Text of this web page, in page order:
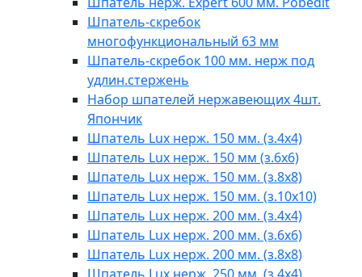
Шпатель-скребок
многофункциональный 63 мм
Шпатель-скребок 100 мм. нерж под
удлин.стержень
Набор шпателей нержавеющих 4шт.
Япончик
Шпатель Lux нерж. 150 мм. (з.4х4)
Шпатель Lux нерж. 150 мм (з.6х6)
Шпатель Lux нерж. 150 мм. (з.8х8)
Шпатель Lux нерж. 150 мм. (з.10х10)
Шпатель Lux нерж. 200 мм. (з.4х4)
Шпатель Lux нерж. 200 мм. (з.6х6)
Шпатель Lux нерж. 200 мм. (з.8х8)